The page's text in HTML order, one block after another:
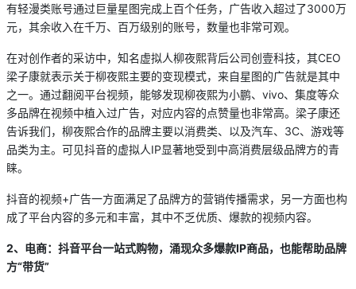
有轻漫类账号通过巨量星图完成上百个任务，广告收入超过了3000万
元，其余收入在千万、百万级别的账号，数量也非常可观。
在对创作者的采访中，知名虚拟人柳夜熙背后公司创壹科技，其CEO
梁子康就表示关于柳夜熙主要的变现模式，来自星图的广告就是其中
之一。通过翻阅平台视频，能够发现柳夜熙为小鹏、vivo、集度等众
多品牌在视频中植入过广告，对应内容的点赞量也非常高。梁子康还
告诉我们，柳夜熙合作的品牌主要以消费类、以及汽车、3C、游戏等
品类为主。可见抖音的虚拟人IP显著地受到中高消费层级品牌方的青
睐。
抖音的视频+广告一方面满足了品牌方的营销传播需求，另一方面也构
成了平台内容的多元和丰富，其中不乏优质、爆款的视频内容。
2、电商：抖音平台一站式购物，涌现众多爆款IP商品，也能帮助品牌
方“带货”